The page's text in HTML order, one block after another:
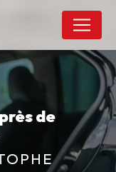
de